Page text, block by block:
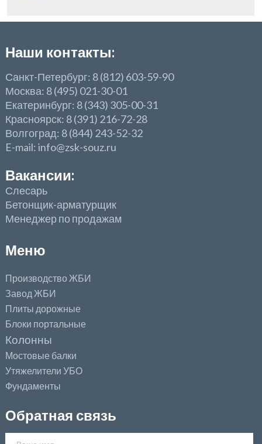
Наши контакты:
Санкт-Петербург: 8 (812) 603-59-90
Москва: 8 (495) 021-30-01
Екатеринбург: 8 (343) 305-00-31
Красноярск: 8 (391) 216-72-28
Волгоград: 8 (844) 243-52-32
E-mail: info@zsk-souz.ru
Вакансии:
Слесарь
Бетонщик-арматурщик
Менеджер по продажам
Меню
Производство ЖБИ
Завод ЖБИ
Плиты дорожные
Блоки портальные
Колонны
Мостовые балки
Утяжелители УБО
Фундаменты
Обратная связь